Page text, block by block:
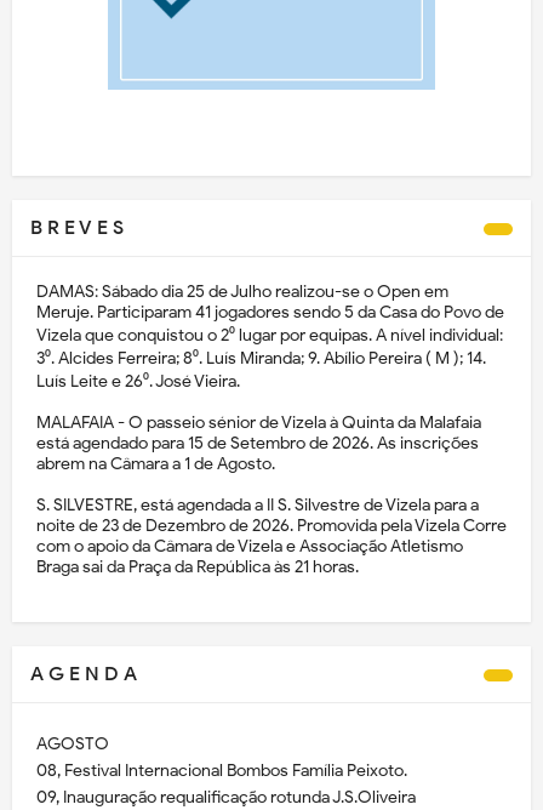
B R E V E S
DAMAS: Sábado dia 25 de Julho realizou-se o Open em
Meruje. Participaram 41 jogadores sendo 5 da Casa do Povo de
Vizela que conquistou o 2⁰ lugar por equipas. A nível individual:
3⁰. Alcides Ferreira; 8⁰. Luís Miranda; 9. Abílio Pereira ( M ); 14.
Luís Leite e 26⁰. José Vieira.
MALAFAIA - O passeio sénior de Vizela à Quinta da Malafaia
está agendado para 15 de Setembro de 2026. As inscrições
abrem na Câmara a 1 de Agosto.
S. SILVESTRE, está agendada a II S. Silvestre de Vizela para a
noite de 23 de Dezembro de 2026. Promovida pela Vizela Corre
com o apoio da Câmara de Vizela e Associação Atletismo
Braga sai da Praça da República às 21 horas.
A G E N D A
AGOSTO
08, Festival Internacional Bombos Família Peixoto.
09, Inauguração requalificação rotunda J.S.Oliveira